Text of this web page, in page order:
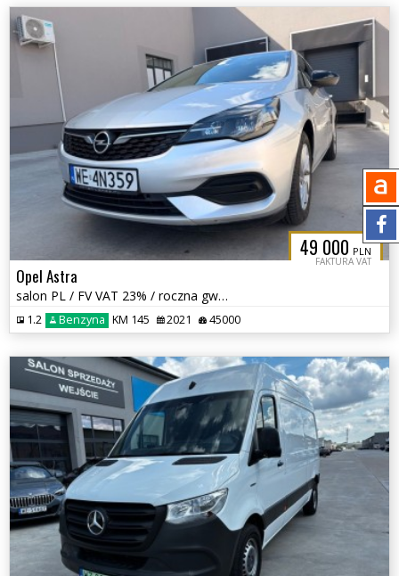
49 000 PLN
FAKTURA VAT
Opel Astra
salon PL / FV VAT 23% / roczna gwarancja / 145 KM /
1.2 Benzyna KM 145 2021 45000